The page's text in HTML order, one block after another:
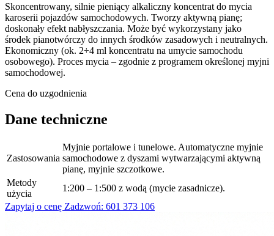
Skoncentrowany, silnie pieniący alkaliczny koncentrat do mycia
karoserii pojazdów samochodowych. Tworzy aktywną pianę;
doskonały efekt nabłyszczania. Może być wykorzystany jako
środek pianotwórczy do innych środków zasadowych i neutralnych.
Ekonomiczny (ok. 2÷4 ml koncentratu na umycie samochodu
osobowego). Proces mycia – zgodnie z programem określonej myjni
samochodowej.
Cena do uzgodnienia
Dane techniczne
Zastosowania
Myjnie portalowe i tunelowe. Automatyczne myjnie
samochodowe z dyszami wytwarzającymi aktywną
pianę, myjnie szczotkowe.
Metody
użycia
1:200 – 1:500 z wodą (mycie zasadnicze).
Zapytaj o cenę Zadzwoń: 601 373 106